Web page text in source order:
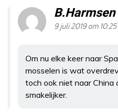
B.Harmsen
9 juli 2019 om 10:25
Om nu elke keer naar
mosselen is wat
toch ook niet naar China
smakelijker.